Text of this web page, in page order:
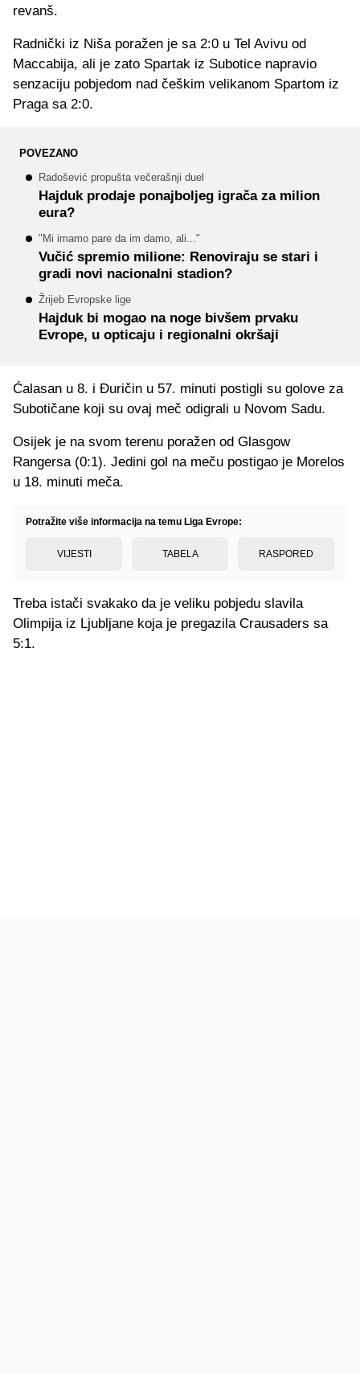
revanš.
Radnički iz Niša poražen je sa 2:0 u Tel Avivu od
Maccabija, ali je zato Spartak iz Subotice napravio
senzaciju pobjedom nad češkim velikanom Spartom iz
Praga sa 2:0.
POVEZANO
Radošević propušta večerašnji duel
Hajduk prodaje ponajboljeg igrača za milion
eura?
"Mi imamo pare da im damo, ali..."
Vučić spremio milione: Renoviraju se stari i
gradi novi nacionalni stadion?
Žrijeb Evropske lige
Hajduk bi mogao na noge bivšem prvaku
Evrope, u opticaju i regionalni okršaji
Ćalasan u 8. i Đuričin u 57. minuti postigli su golove za
Subotičane koji su ovaj meč odigrali u Novom Sadu.
Osijek je na svom terenu poražen od Glasgow
Rangersa (0:1). Jedini gol na meču postigao je Morelos
u 18. minuti meča.
Potražite više informacija na temu Liga Evrope:
VIJESTI TABELA RASPORED
Treba istači svakako da je veliku pobjedu slavila
Olimpija iz Ljubljane koja je pregazila Crausaders sa
5:1.